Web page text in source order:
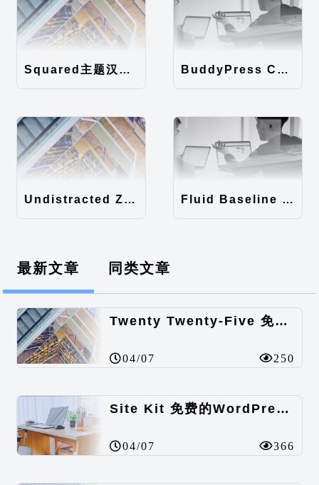
Squared主题汉化包 BuddyPress Colours主题汉化包
Undistracted Zen主题汉化包 Fluid Baseline Grid主题汉化包
最新文章 同类文章
Twenty Twenty-Five 免费的WordPress内容主题
04/07 250
Site Kit 免费的WordPress数据统计插件
04/07 366